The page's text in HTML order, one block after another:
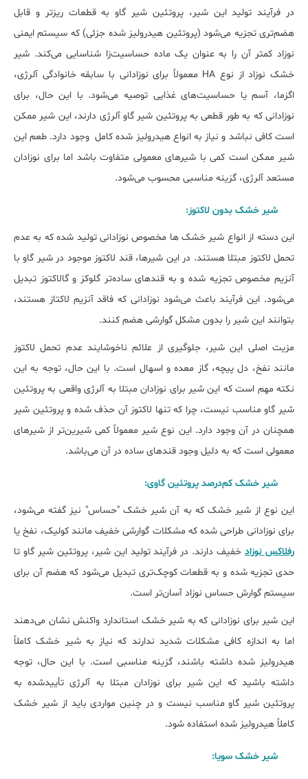
در فرآیند تولید این شیر، پروتئین شیر گاو به قطعات ریزتر و قابل
هضم‌تری تجزیه می‌شود (پروتئین هیدرولیز شده جزئی) که سیستم ایمنی
نوزاد کمتر آن را به عنوان یک ماده حساسیت‌زا شناسایی می‌کند. شیر
خشک نوزاد از نوع HA معمولاً برای نوزادانی با سابقه خانوادگی آلرژی،
اگزما، آسم یا حساسیت‌های غذایی توصیه می‌شود. با این حال، برای
نوزادانی که به طور قطعی به پروتئین شیر گاو آلرژی دارند، این شیر ممکن
است کافی نباشد و نیاز به انواع هیدرولیز شده کامل وجود دارد. طعم این
شیر ممکن است کمی با شیرهای معمولی متفاوت باشد اما برای نوزادان
مستعد آلرژی، گزینه مناسبی محسوب می‌شود.
شیر خشک بدون لاکتوز:
این دسته از انواع شیر خشک ها مخصوص نوزادانی تولید شده که به عدم
تحمل لاکتوز مبتلا هستند. در این شیرها، قند لاکتوز موجود در شیر گاو با
آنزیم مخصوص تجزیه شده و به قندهای ساده‌تر گلوکز و گالاکتوز تبدیل
می‌شود. این فرآیند باعث می‌شود نوزادانی که فاقد آنزیم لاکتاز هستند،
بتوانند این شیر را بدون مشکل گوارشی هضم کنند.
مزیت اصلی این شیر، جلوگیری از علائم ناخوشایند عدم تحمل لاکتوز
مانند نفخ، دل پیچه، گاز معده و اسهال است. با این حال، توجه به این
نکته مهم است که این شیر برای نوزادان مبتلا به آلرژی واقعی به پروتئین
شیر گاو مناسب نیست، چرا که تنها لاکتوز آن حذف شده و پروتئین شیر
همچنان در آن وجود دارد. این نوع شیر معمولاً کمی شیرین‌تر از شیرهای
معمولی است که به دلیل وجود قندهای ساده در آن می‌باشد.
شیر خشک کم‌درصد پروتئین گاوی:
این نوع از شیر خشک که به آن شیر خشک "حساس" نیز گفته می‌شود،
برای نوزادانی طراحی شده که مشکلات گوارشی خفیف مانند کولیک، نفخ یا
رفلاکس نوزادخفیف دارند. در فرآیند تولید این شیر، پروتئین شیر گاو تا
حدی تجزیه شده و به قطعات کوچک‌تری تبدیل می‌شود که هضم آن برای
سیستم گوارش حساس نوزاد آسان‌تر است.
این شیر برای نوزادانی که به شیر خشک استاندارد واکنش نشان می‌دهند
اما به اندازه کافی مشکلات شدید ندارند که نیاز به شیر خشک کاملاً
هیدرولیز شده داشته باشند، گزینه مناسبی است. با این حال، توجه
داشته باشید که این شیر برای نوزادان مبتلا به آلرژی تأییدشده به
پروتئین شیر گاو مناسب نیست و در چنین مواردی باید از شیر خشک
کاملاً هیدرولیز شده استفاده شود.
شیر خشک سویا: